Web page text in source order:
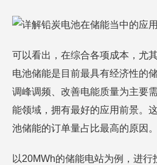
可以看出，在综合各项成本，尤
电池储能是目前最具有经济性的
调峰调频、改善电能质量为主要
能领域，拥有最好的应用前景。
池储能的订单量占比最高的原因。
以20MWh的储能电站为例，进行